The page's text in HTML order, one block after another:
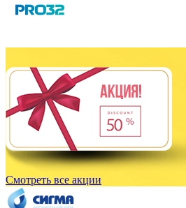
Смотреть все акции